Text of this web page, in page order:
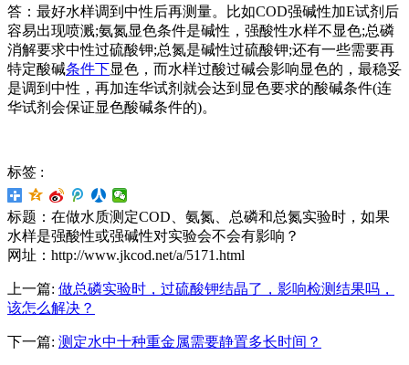
答：最好水样调到中性后再测量。比如COD强碱性加E试剂后
容易出现喷溅;氨氮显色条件是碱性，强酸性水样不显色;总磷
消解要求中性过硫酸钾;总氮是碱性过硫酸钾;还有一些需要再
特定酸碱条件下显色，而水样过酸过碱会影响显色的，最稳妥
是调到中性，再加连华试剂就会达到显色要求的酸碱条件(连
华试剂会保证显色酸碱条件的)。
标签 :
标题：​在做水质测定COD、氨氮、总磷和总氮实验时，如果
水样是强酸性或强碱性对实验会不会有影响？
网址：http://www.jkcod.net/a/5171.html
上一篇: 做总磷实验时，过硫酸钾结晶了，影响检测结果吗，
该怎么解决？
下一篇: 测定水中十种重金属需要静置多长时间？